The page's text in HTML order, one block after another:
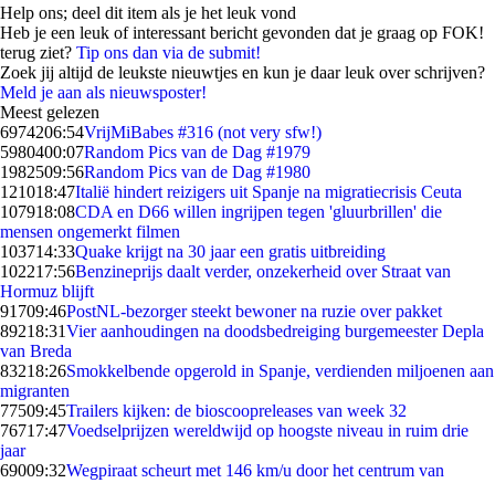
Help ons; deel dit item als je het leuk vond
Heb je een leuk of interessant bericht gevonden dat je graag op FOK!
terug ziet? Tip ons dan via de submit!
Zoek jij altijd de leukste nieuwtjes en kun je daar leuk over schrijven?
Meld je aan als nieuwsposter!
Meest gelezen
6974206:54VrijMiBabes #316 (not very sfw!)
5980400:07Random Pics van de Dag #1979
1982509:56Random Pics van de Dag #1980
121018:47Italië hindert reizigers uit Spanje na migratiecrisis Ceuta
107918:08CDA en D66 willen ingrijpen tegen 'gluurbrillen' die
mensen ongemerkt filmen
103714:33Quake krijgt na 30 jaar een gratis uitbreiding
102217:56Benzineprijs daalt verder, onzekerheid over Straat van
Hormuz blijft
91709:46PostNL-bezorger steekt bewoner na ruzie over pakket
89218:31Vier aanhoudingen na doodsbedreiging burgemeester Depla
van Breda
83218:26Smokkelbende opgerold in Spanje, verdienden miljoenen aan
migranten
77509:45Trailers kijken: de bioscoopreleases van week 32
76717:47Voedselprijzen wereldwijd op hoogste niveau in ruim drie
jaar
69009:32Wegpiraat scheurt met 146 km/u door het centrum van